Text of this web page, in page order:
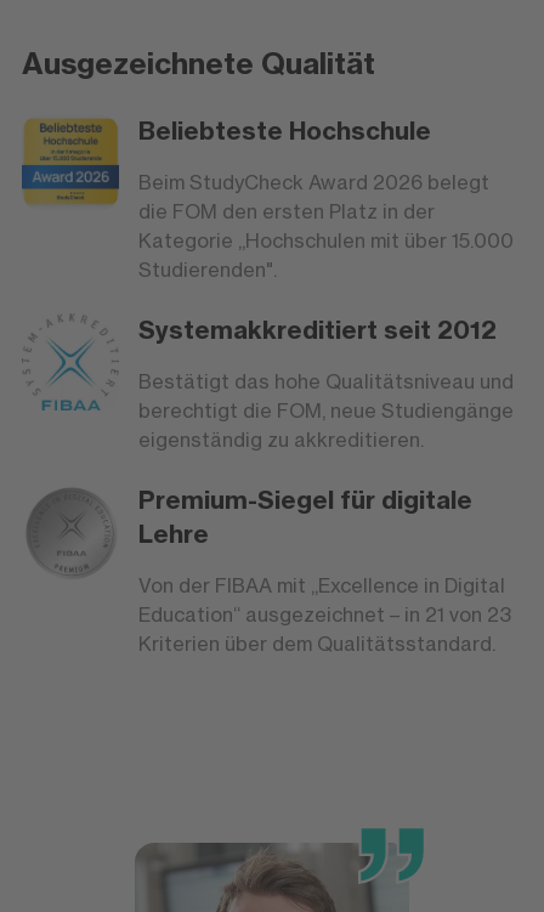
Ausgezeichnete Qualität
Beliebteste Hochschule
Beim StudyCheck Award 2026 belegt
die FOM den ersten Platz in der
Kategorie „Hochschulen mit über 15.000
Studierenden".
Systemakkreditiert seit 2012
Bestätigt das hohe Qualitätsniveau und
berechtigt die FOM, neue Studiengänge
eigenständig zu akkreditieren.
Premium-Siegel für digitale
Lehre
Von der FIBAA mit „Excellence in Digital
Education“ ausgezeichnet – in 21 von 23
Kriterien über dem Qualitätsstandard.